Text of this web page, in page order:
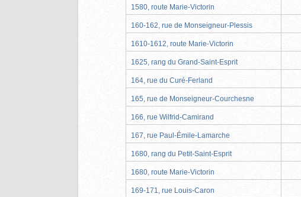
1580, route Marie-Victorin
160-162, rue de Monseigneur-Plessis
1610-1612, route Marie-Victorin
1625, rang du Grand-Saint-Esprit
164, rue du Curé-Ferland
165, rue de Monseigneur-Courchesne
166, rue Wilfrid-Camirand
167, rue Paul-Émile-Lamarche
1680, rang du Petit-Saint-Esprit
1680, route Marie-Victorin
169-171, rue Louis-Caron